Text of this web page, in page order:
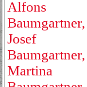
Alfons
Baumgartner,
Josef
Baumgartner,
Martina